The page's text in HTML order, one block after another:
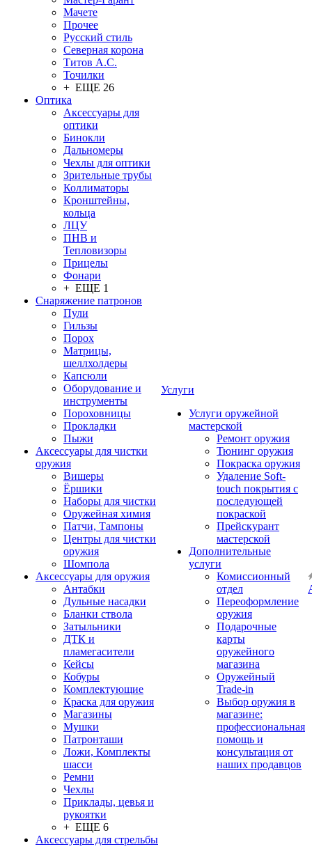
Мачете
Прочее
Русский стиль
Северная корона
Титов А.С.
Точилки
+ ЕЩЕ 26
Оптика
Аксессуары для
оптики
Бинокли
Дальномеры
Чехлы для оптики
Зрительные трубы
Коллиматоры
Кронштейны,
кольца
ЛЦУ
ПНВ и
Тепловизоры
Прицелы
Фонари
+ ЕЩЕ 1
Снаряжение патронов
Пули
Гильзы
Порох
Матрицы,
шеллхолдеры
Капсюли
Оборудование и
инструменты
Пороховницы
Прокладки
Пыжи
Аксессуары для чистки
оружия
Вишеры
Ёршики
Наборы для чистки
Оружейная химия
Патчи, Тампоны
Центры для чистки
оружия
Шомпола
Аксессуары для оружия
Антабки
Дульные насадки
Бланки ствола
Затыльники
ДТК и
пламегасители
Кейсы
Кобуры
Комплектующие
Краска для оружия
Магазины
Мушки
Патронташи
Ложи, Комплекты
шасси
Ремни
Чехлы
Приклады, цевья и
рукоятки
+ ЕЩЕ 6
Аксессуары для стрельбы
Услуги
Услуги оружейной
мастерской
Ремонт оружия
Тюнинг оружия
Покраска оружия
Удаление Soft-
touch покрытия с
последующей
покраской
Прейскурант
мастерской
Дополнительные
услуги
Комиссионный
отдел
Переоформление
оружия
Подарочные
карты
оружейного
магазина
Оружейный
Trade-in
Выбор оружия в
магазине:
профессиональная
помощь и
консультация от
наших продавцов